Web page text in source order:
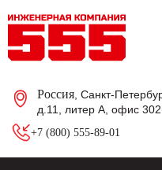
Россия , Санкт-
д.11, литер А, офис 302
+7 (800) 555-89-01